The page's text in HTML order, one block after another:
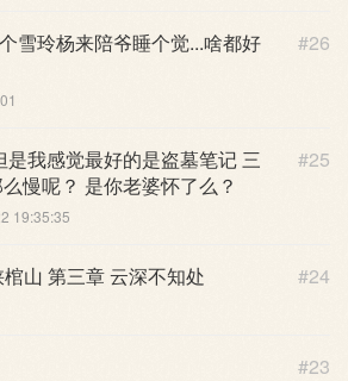
#26
雪玲杨来陪爷睡个觉...啥都好
#25
我感觉最好的是盗墓笔记 三
慢呢？ 是你老婆怀了么？
19:35:35
#24
山 第三章 云深不知处
#23